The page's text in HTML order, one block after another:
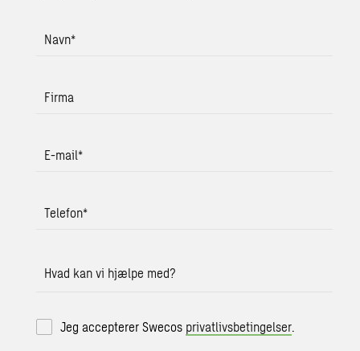
Navn*
Firma
E-mail*
Telefon*
Hvad kan vi hjælpe med?
Jeg accepterer Swecos privatlivsbetingelser